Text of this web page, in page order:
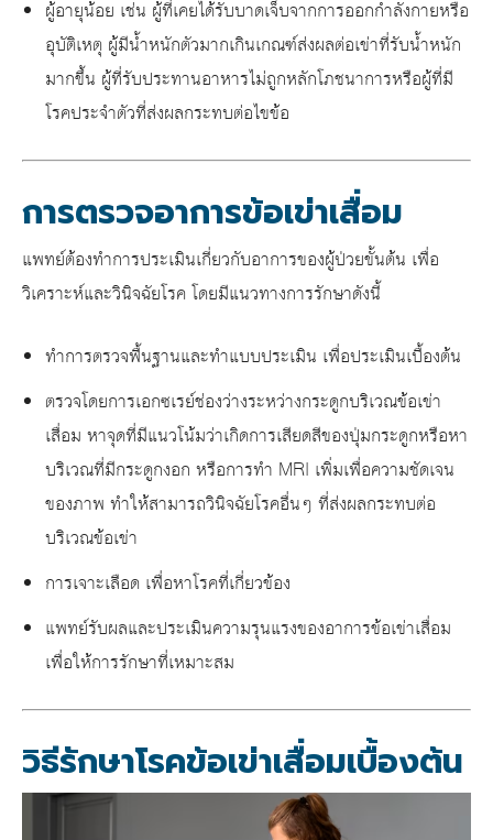
ผู้อายุน้อย เช่น ผู้ที่เคยได้รับบาดเจ็บจากการออกกำลังกายหรือ
อุบัติเหตุ ผู้มีน้ำหนักตัวมากเกินเกณฑ์ส่งผลต่อเข่าที่รับน้ำหนัก
มากขึ้น ผู้ที่รับประทานอาหารไม่ถูกหลักโภชนาการหรือผู้ที่มี
โรคประจำตัวที่ส่งผลกระทบต่อไขข้อ
การตรวจอาการข้อเข่าเสื่อม
แพทย์ต้องทำการประเมินเกี่ยวกับอาการของผู้ป่วยขั้นต้น เพื่อ
วิเคราะห์และวินิจฉัยโรค โดยมีแนวทางการรักษาดังนี้
ทำการตรวจพื้นฐานและทำแบบประเมิน เพื่อประเมินเบื้องต้น
ตรวจโดยการเอกซเรย์ช่องว่างระหว่างกระดูกบริเวณข้อเข่า
เสื่อม หาจุดที่มีแนวโน้มว่าเกิดการเสียดสีของปุ่มกระดูกหรือหา
บริเวณที่มีกระดูกงอก หรือการทำ MRI เพิ่มเพื่อความชัดเจน
ของภาพ ทำให้สามารถวินิจฉัยโรคอื่นๆ ที่ส่งผลกระทบต่อ
บริเวณข้อเข่า
การเจาะเลือด เพื่อหาโรคที่เกี่ยวข้อง
แพทย์รับผลและประเมินความรุนแรงของอาการข้อเข่าเสื่อม
เพื่อให้การรักษาที่เหมาะสม
วิธีรักษาโรคข้อเข่าเสื่อมเบื้องต้น